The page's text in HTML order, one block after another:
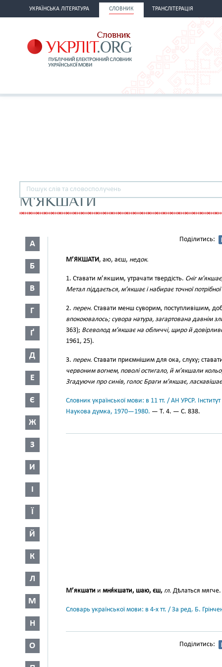
УКРАЇНСЬКА ЛІТЕРАТУРА СЛОВНИК ТРАНСЛІТЕРАЦІЯ
М'ЯКШАТИ
А
Б
В
Г
Ґ
Д
Е
Є
Ж
З
И
І
Ї
Й
К
Л
М
Н
О
Поділитись:
М’ЯКШАТИ, аю, аєш, недок.
1. Ставати м’якшим, утрачати твердість. Сніг
Метал піддається, м’якшає і набирає точної
2. перен. Ставати менш суворим, поступливішим,
впокоювалось; сувора натура, загартована давнім
363); Всеволод м’якшає на обличчі, щиро й
1961, 25).
3. перен. Ставати приємнішим для ока, слуху;
червоним вогнем, поволі остигало, й м’якшали
Згадуючи про синів, голос Браги м’якшає,
Словник української мови: в 11 тт. / АН УРСР.
Наукова думка, 1970—1980. — Т. 4. — С. 838.
М’якшати и мня́кшати, шаю, єш, гл. Дѣлаться мягче.
Словарь української мови: в 4-х тт. / За ред. Б.
Поділитись: